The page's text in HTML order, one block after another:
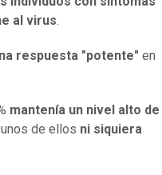
al virus.
respuesta "potente" en
mantenía un nivel alto de
de ellos ni siquiera